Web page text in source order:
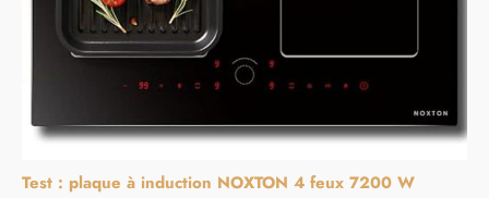
Test : plaque à induction NOXTON 4 feux 7200 W